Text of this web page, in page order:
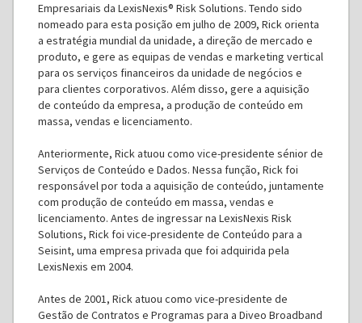
Empresariais da LexisNexis® Risk Solutions. Tendo sido
nomeado para esta posição em julho de 2009, Rick orienta
a estratégia mundial da unidade, a direção de mercado e
produto, e gere as equipas de vendas e marketing vertical
para os serviços financeiros da unidade de negócios e
para clientes corporativos. Além disso, gere a aquisição
de conteúdo da empresa, a produção de conteúdo em
massa, vendas e licenciamento.
Anteriormente, Rick atuou como vice-presidente sénior de
Serviços de Conteúdo e Dados. Nessa função, Rick foi
responsável por toda a aquisição de conteúdo, juntamente
com produção de conteúdo em massa, vendas e
licenciamento. Antes de ingressar na LexisNexis Risk
Solutions, Rick foi vice-presidente de Conteúdo para a
Seisint, uma empresa privada que foi adquirida pela
LexisNexis em 2004.
Antes de 2001, Rick atuou como vice-presidente de
Gestão de Contratos e Programas para a Diveo Broadband